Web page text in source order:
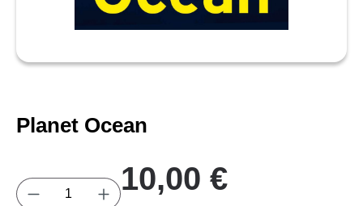
Planet Ocean
Produkt Anzahl: Gib den gewünschten
10,00 €